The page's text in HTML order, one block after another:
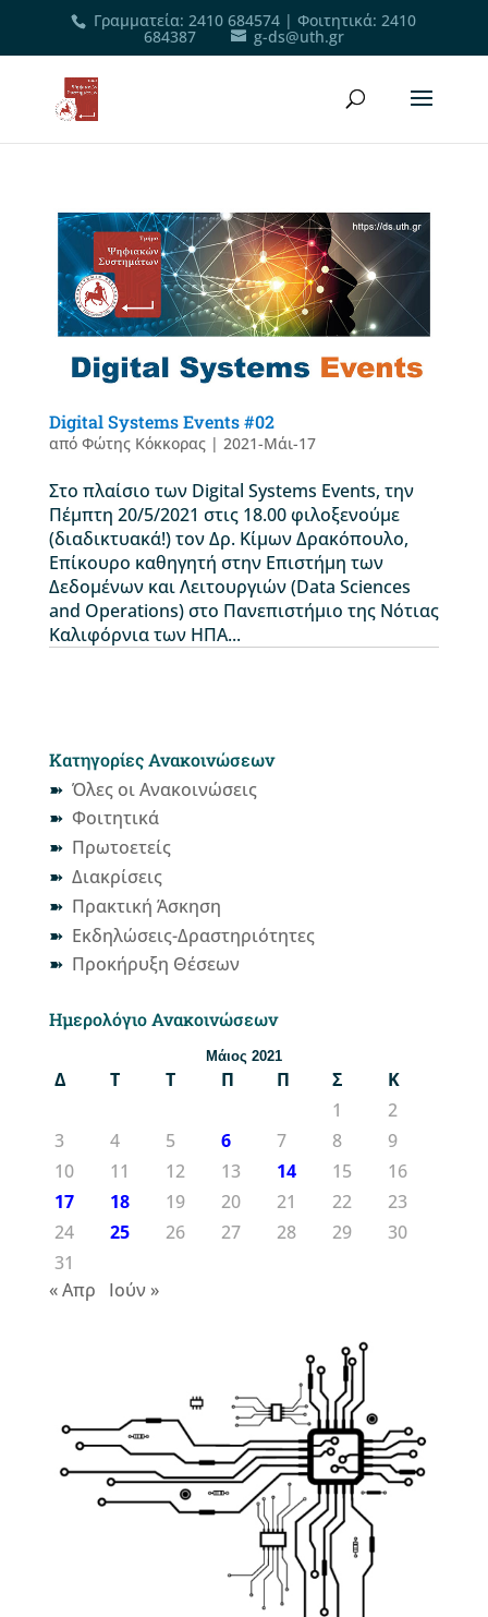
Γραμματεία: 2410 684574 |Φοιτητικά: 2410
684387 g-ds@uth.gr
Digital Systems Events #02
από Φώτης Κόκκορας| 2021-Μάι-17
Στο πλαίσιο των Digital Systems Events, την
Πέμπτη 20/5/2021 στις 18.00 φιλοξενούμε
(διαδικτυακά!) τον Δρ. Κίμων Δρακόπουλο,
Επίκουρο καθηγητή στην Επιστήμη των
Δεδομένων και Λειτουργιών (Data Sciences
and Operations) στο Πανεπιστήμιο της Νότιας
Καλιφόρνια των ΗΠΑ...
Κατηγορίες Ανακοινώσεων
Όλες οι Ανακοινώσεις
Φοιτητικά
Πρωτοετείς
Διακρίσεις
Πρακτική Άσκηση
Εκδηλώσεις-Δραστηριότητες
Προκήρυξη Θέσεων
Ημερολόγιο Ανακοινώσεων
Μάιος 2021
Δ Τ Τ Π Π Σ
Κ
1
2
3
4 5 6 7 8
9
10
11 12 13 14 15
16
17
18 19 20 21 22
23
24
25 26 27 28 29
30
31
« Απρ
Ιούν »